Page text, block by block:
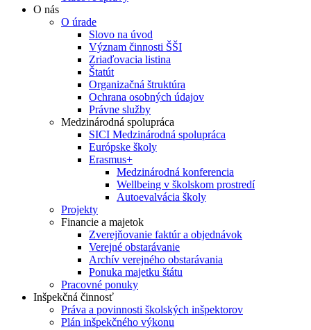
O nás
O úrade
Slovo na úvod
Význam činnosti ŠŠI
Zriaďovacia listina
Štatút
Organizačná štruktúra
Ochrana osobných údajov
Právne služby
Medzinárodná spolupráca
SICI Medzinárodná spolupráca
Európske školy
Erasmus+
Medzinárodná konferencia
Wellbeing v školskom prostredí
Autoevalvácia školy
Projekty
Financie a majetok
Zverejňovanie faktúr a objednávok
Verejné obstarávanie
Archív verejného obstarávania
Ponuka majetku štátu
Pracovné ponuky
Inšpekčná činnosť
Práva a povinnosti školských inšpektorov
Plán inšpekčného výkonu